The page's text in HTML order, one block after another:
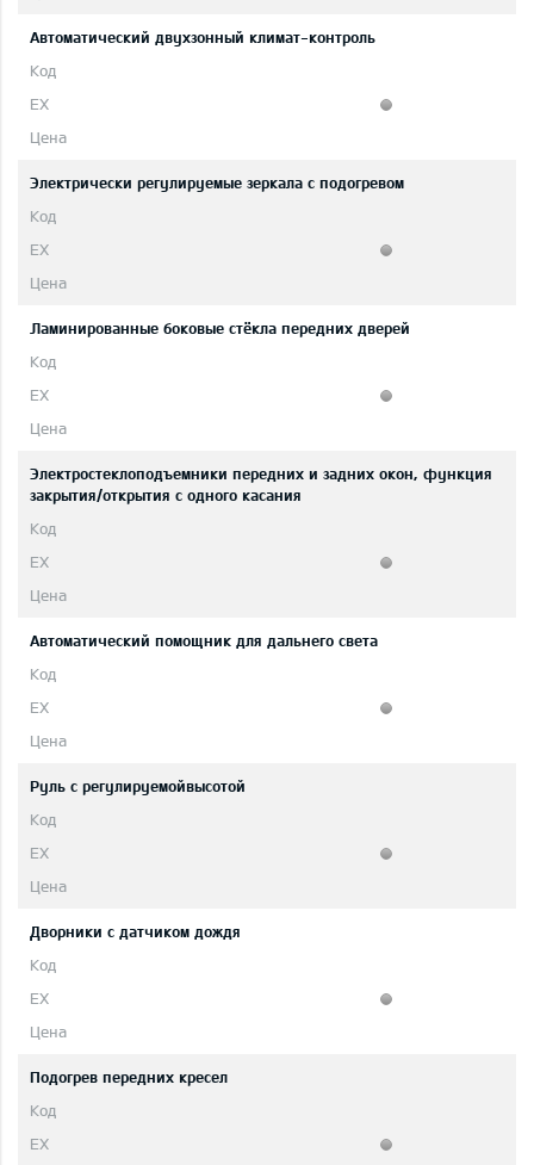
Автоматический двухзонный климат-контроль
Электрически регулируемые зеркала с подогревом
Ламинированные боковые стёкла передних дверей
Электростеклоподъемники передних и задних окон, функция
закрытия/открытия с одного касания
Автоматический помощник для дальнего света
Руль с регулируемойвысотой
Дворники с датчиком дождя
Подогрев передних кресел